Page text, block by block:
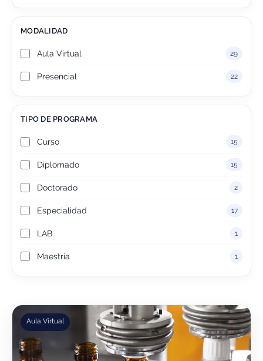
MODALIDAD
Aula Virtual 29
Presencial 22
TIPO DE PROGRAMA
Curso 15
Diplomado 15
Doctorado 2
Especialidad 17
LAB 1
Maestría 1
Aula Virtual